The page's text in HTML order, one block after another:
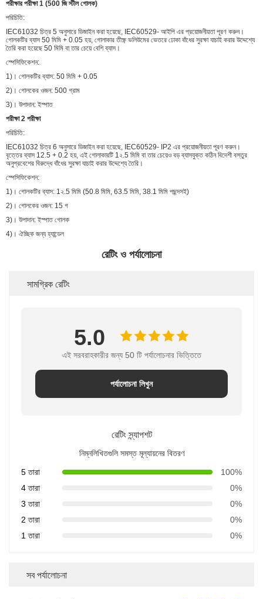
পরীক্ষার পরীক্ষা 1 (500 জি স্টীল গোলক)
পরিচিতি:
IEC61032 চিত্র 5 অনুসারে ডিজাইন করা হয়েছে, IEC60529- আইপি এর প্রয়োজনীয়তা পূরণ করুন।
গোলকটির ব্যাস 50 মিমি + 0.05 হয়, গোলাকার তীক্ষ্ণ ভলিউমের ভেতরে ঢোকা বাঁধের সুরক্ষা যাচাই করার উদ্দেশ্যে
তৈরি করা হয়েছে 50 মিমি বা তার চেয়ে বেশি ব্যাস।
স্পেসিফিকেশন:
1)। গোলকটির ব্যাস: 50 মিমি + 0.05
2)। গোলকের ওজন: 500 গ্রাম
3)। উপাদান: ইস্পাত
পরীক্ষা 2 পরীক্ষা
পরিচিতি:
IEC61032 চিত্র 6 অনুসারে ডিজাইন করা হয়েছে, IEC60529- IP2 এর প্রয়োজনীয়তা পূরণ করুন।
বৃত্তের ব্যাস 12.5 + 0.2 হয়, এই গোলাকারটি 1২.5 মিমি বা তার চেয়েও বড় ব্যাসযুক্ত কঠিন বিদেশী বস্তুর
অনুপ্রবেশের বিরুদ্ধে বাঁধের সুরক্ষা যাচাই করার উদ্দেশ্যে তৈরি।
স্পেসিফিকেশন:
1)। গোলকটির ব্যাস: 1২.5 মিমি (50.8 মিমি, 63.5 মিমি, 38.1 মিমি পছন্দসই)
2)। গোলকের ওজন: 15 গ
3)। উপাদান: ইস্পাত গোলক
4)। ঐচ্ছিক জন্য হ্যান্ডেল
রেটিং ও পর্যালোচনা
সামগ্রিক রেটিং
5.0
এই সরবরাহকারীর জন্য 50 টি পর্যালোচনার ভিত্তিতে
পর্যালোচনা লিখুন
রেটিং স্ন্যাপশট
নিম্নলিখিতগুলি সমস্ত মূল্যায়নের বিতরণ
5 তারা
100%
4 তারা
0%
3 তারা
0%
2 তারা
0%
1 তারা
0%
সব পর্যালোচনা